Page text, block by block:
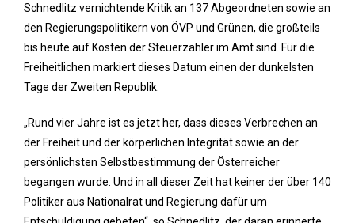
Schnedlitz vernichtende Kritik an 137 Abgeordneten sowie an
den Regierungspolitikern von ÖVP und Grünen, die großteils
bis heute auf Kosten der Steuerzahler im Amt sind. Für die
Freiheitlichen markiert dieses Datum einen der dunkelsten
Tage der Zweiten Republik.
„Rund vier Jahre ist es jetzt her, dass dieses Verbrechen an
der Freiheit und der körperlichen Integrität sowie an der
persönlichsten Selbstbestimmung der Österreicher
begangen wurde. Und in all dieser Zeit hat keiner der über 140
Politiker aus Nationalrat und Regierung dafür um